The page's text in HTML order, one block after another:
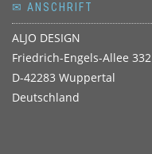
✉ ANSCHRIFT
ALJO DESIGN
Friedrich-Engels-Allee 332
D-42283 Wuppertal
Deutschland